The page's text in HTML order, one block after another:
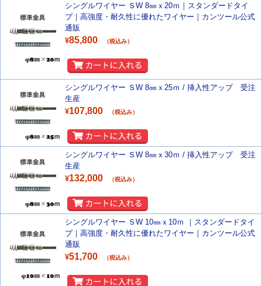
シングルワイヤー ＳW 8㎜ｘ20ｍ｜スタンダードタイ
プ｜高強度・耐久性に優れたワイヤー｜カンツール公式
通販
¥85,800 （税込み）
シングルワイヤー ＳW 8㎜ｘ25ｍ / 挿入性アップ 受注
生産
¥107,800 （税込み）
シングルワイヤー ＳW 8㎜ｘ30ｍ / 挿入性アップ 受注
生産
¥132,000 （税込み）
シングルワイヤー ＳW 10㎜ｘ10ｍ ｜スタンダードタイ
プ｜高強度・耐久性に優れたワイヤー｜カンツール公式
通販
¥51,700 （税込み）